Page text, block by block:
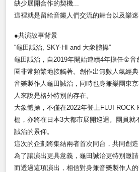
缺少展開合作的契機...
這裡就是留給音樂人們交流的舞台以及樂迷
●共演故事背景
“龜田誠治 SKY-HI and 大象體操”
龜田誠治，自2019年開始連續4年擔任金
圈非常頻繁地接觸著。創作出無數人氣經
音樂製作人龜田誠治，同時也身兼樂團東
人來說是格外特別的存在。
大象體操，不僅在2022年登上FUJI ROCK
棚，亦將在日本3大都市展開巡迴。團員就
誠治的景仰。
這次的企劃將集結兩者首次同台，共同創造
為了讓演出更具意義，龜田誠治更特別邀請
而透過這項演出，相信對身兼音樂製作人